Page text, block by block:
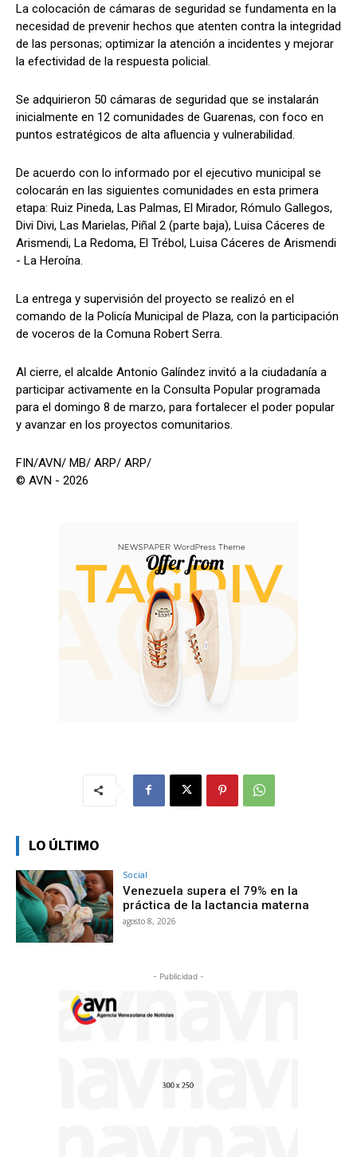
La colocación de cámaras de seguridad se fundamenta en la
necesidad de prevenir hechos que atenten contra la integridad
de las personas; optimizar la atención a incidentes y mejorar
la efectividad de la respuesta policial.
Se adquirieron 50 cámaras de seguridad que se instalarán
inicialmente en 12 comunidades de Guarenas, con foco en
puntos estratégicos de alta afluencia y vulnerabilidad.
De acuerdo con lo informado por el ejecutivo municipal se
colocarán en las siguientes comunidades en esta primera
etapa: Ruiz Pineda, Las Palmas, El Mirador, Rómulo Gallegos,
Divi Divi, Las Marielas, Piñal 2 (parte baja), Luisa Cáceres de
Arismendi, La Redoma, El Trébol, Luisa Cáceres de Arismendi
- La Heroína.
La entrega y supervisión del proyecto se realizó en el
comando de la Policía Municipal de Plaza, con la participación
de voceros de la Comuna Robert Serra.
Al cierre, el alcalde Antonio Galíndez invitó a la ciudadanía a
participar activamente en la Consulta Popular programada
para el domingo 8 de marzo, para fortalecer el poder popular
y avanzar en los proyectos comunitarios.
FIN/AVN/ MB/ ARP/ ARP/
© AVN - 2026
LO ÚLTIMO
Social
Venezuela supera el 79% en la
práctica de la lactancia materna
agosto 8, 2026
- Publicidad -